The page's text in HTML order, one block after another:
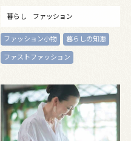
暮らし ファッション
ファッション小物
暮らしの知恵
ファストファッション